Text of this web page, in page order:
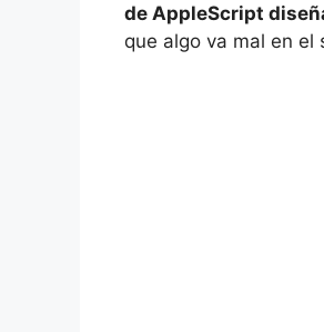
de AppleScript
que algo va mal en el